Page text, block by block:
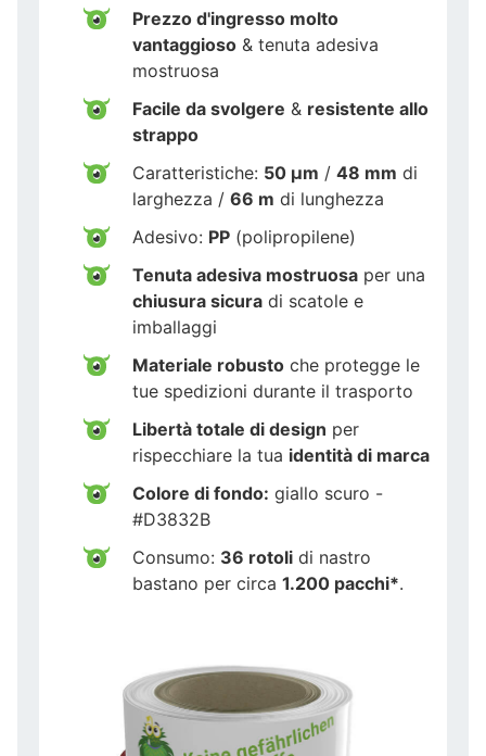
Prezzo d'ingresso molto
vantaggioso & tenuta adesiva
mostruosa
Facile da svolgere & resistente allo
strappo
Caratteristiche: 50 µm / 48 mm di
larghezza / 66 m di lunghezza
Adesivo: PP (polipropilene)
Tenuta adesiva mostruosa per una
chiusura sicura di scatole e
imballaggi
Materiale robusto che protegge le
tue spedizioni durante il trasporto
Libertà totale di design per
rispecchiare la tua identità di marca
Colore di fondo: giallo scuro -
#D3832B
Consumo: 36 rotoli di nastro
bastano per circa 1.200 pacchi*.